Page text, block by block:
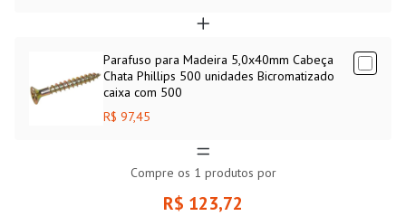
Parafuso para Madeira 5,0x40mm Cabeça
Chata Phillips 500 unidades Bicromatizado
caixa com 500
R$ 97,45
Compre os 1 produtos por
R$ 123,72